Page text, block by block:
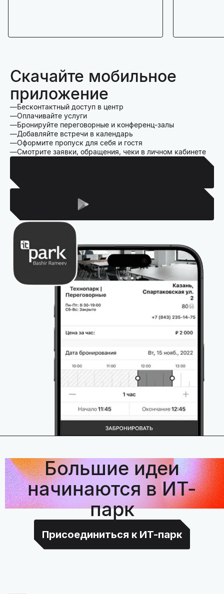
Скачайте мобильное
приложение
Бесконтактный доступ в центр
Оплачивайте услуги
Бронируйте переговорные и конференц-залы
Добавляйте встречи в календарь
Оформите пропуск для себя и гостя
Смотрите заявки, обращения, чеки в личном кабинете
Большие идеи
начинаются в ИТ-
парк
Присоединиться к ИТ-парк